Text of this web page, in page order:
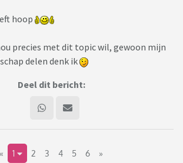
hoop
precies met dit topic wil, gewoon mijn
delen denk ik
Deel dit bericht:
« 1 2 3 4 5 6 »